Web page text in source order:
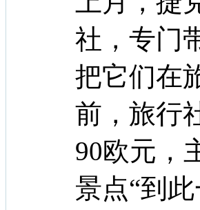
社，专门
把它们在
前，旅行
90欧元，
景点“到